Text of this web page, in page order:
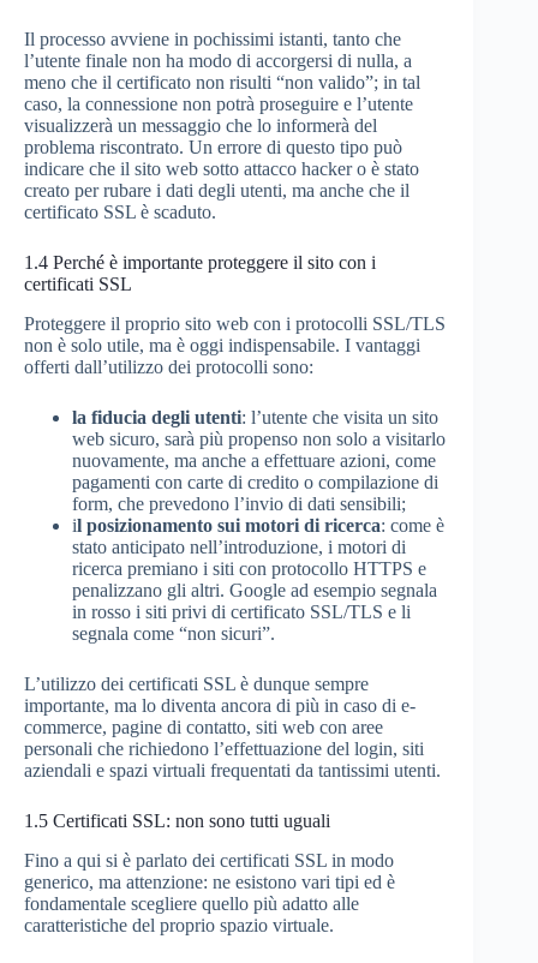
Il processo avviene in pochissimi istanti, tanto che
l’utente finale non ha modo di accorgersi di nulla, a
meno che il certificato non risulti “non valido”; in tal
caso, la connessione non potrà proseguire e l’utente
visualizzerà un messaggio che lo informerà del
problema riscontrato. Un errore di questo tipo può
indicare che il sito web sotto attacco hacker o è stato
creato per rubare i dati degli utenti, ma anche che il
certificato SSL è scaduto.
1.4 Perché è importante proteggere il sito con i
certificati SSL
Proteggere il proprio sito web con i protocolli SSL/TLS
non è solo utile, ma è oggi indispensabile. I vantaggi
offerti dall’utilizzo dei protocolli sono:
la fiducia degli utenti: l’utente che visita un sito
web sicuro, sarà più propenso non solo a visitarlo
nuovamente, ma anche a effettuare azioni, come
pagamenti con carte di credito o compilazione di
form, che prevedono l’invio di dati sensibili;
il posizionamento sui motori di ricerca: come è
stato anticipato nell’introduzione, i motori di
ricerca premiano i siti con protocollo HTTPS e
penalizzano gli altri. Google ad esempio segnala
in rosso i siti privi di certificato SSL/TLS e li
segnala come “non sicuri”.
L’utilizzo dei certificati SSL è dunque sempre
importante, ma lo diventa ancora di più in caso di e-
commerce, pagine di contatto, siti web con aree
personali che richiedono l’effettuazione del login, siti
aziendali e spazi virtuali frequentati da tantissimi utenti.
1.5 Certificati SSL: non sono tutti uguali
Fino a qui si è parlato dei certificati SSL in modo
generico, ma attenzione: ne esistono vari tipi ed è
fondamentale scegliere quello più adatto alle
caratteristiche del proprio spazio virtuale.